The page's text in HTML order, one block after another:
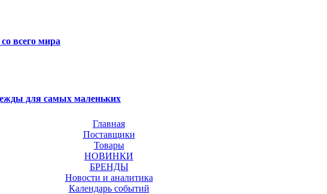
всего мира
для самых маленьких
Главная
Поставщики
Товары
НОВИНКИ
БРЕНДЫ
Новости и аналитика
Календарь событий